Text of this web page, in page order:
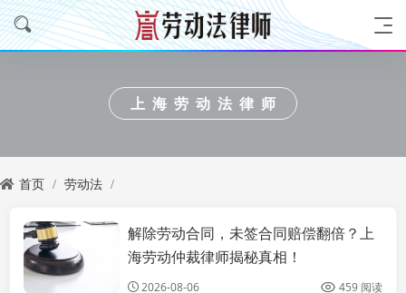
上海劳动法律师
首页 劳动法
上海劳动法律师
解除劳动合同，未签合同赔偿翻倍？上
海劳动仲裁律师揭秘真相！
2026-08-06 459 阅读